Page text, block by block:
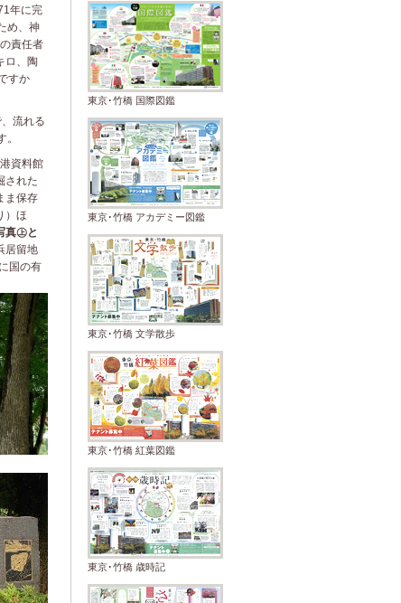
年に完
め、神
責任者
ロ、陶
すか
流れる
資料館
された
ま保存
）ほ
真㊤と
居留地
国の有
東京･竹橋 国際図鑑
東京･竹橋 アカデミー図鑑
東京･竹橋 文学散歩
東京･竹橋 紅葉図鑑
東京･竹橋 歳時記